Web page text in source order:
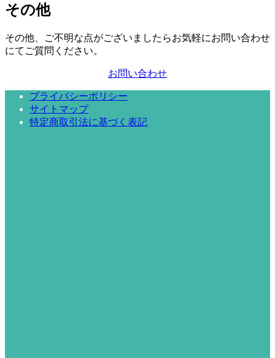
その他
その他、ご不明な点がございましたらお気軽にお問い合わせ
にてご質問ください。
お問い合わせ
プライバシーポリシー
サイトマップ
特定商取引法に基づく表記